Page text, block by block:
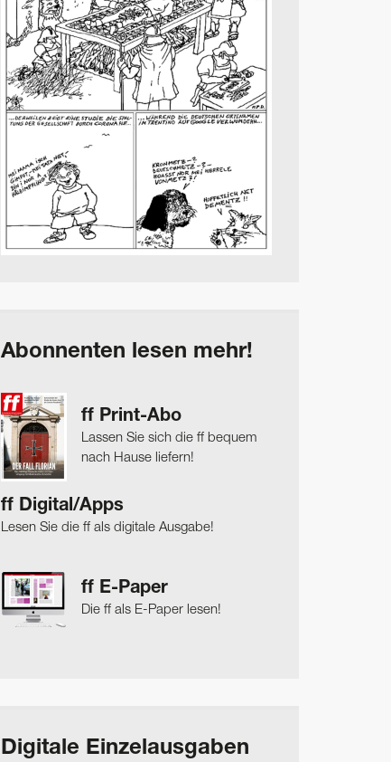
Abonnenten lesen mehr!
ff Print-Abo
Lassen Sie sich die ff bequem
nach Hause liefern!
ff Digital/Apps
Lesen Sie die ff als digitale Ausgabe!
ff E-Paper
Die ff als E-Paper lesen!
Digitale Einzelausgaben